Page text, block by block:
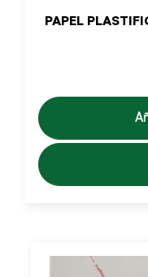
PAPEL